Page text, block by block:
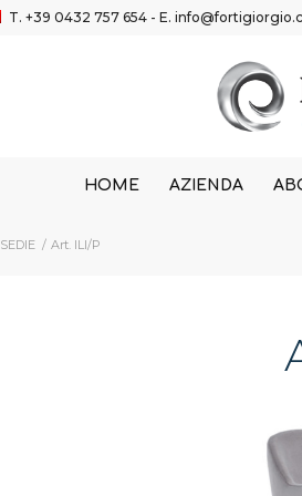
T. +39 0432 757 654 - E.
HOME AZIENDA
SEDIE / Art. ILI/P